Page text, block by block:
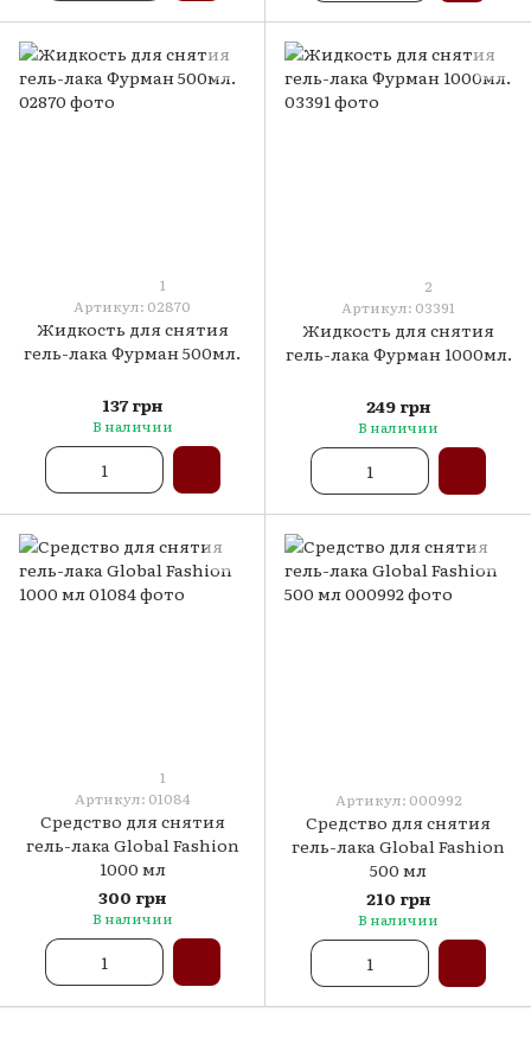
1
Артикул: 02870
Жидкость для снятия
гель-лака Фурман 500мл.
137 грн
В наличии
2
Артикул: 03391
Жидкость для снятия
гель-лака Фурман 1000мл.
249 грн
В наличии
1
Артикул: 01084
Средство для снятия
гель-лака Global Fashion
1000 мл
300 грн
В наличии
Артикул: 000992
Средство для снятия
гель-лака Global Fashion
500 мл
210 грн
В наличии